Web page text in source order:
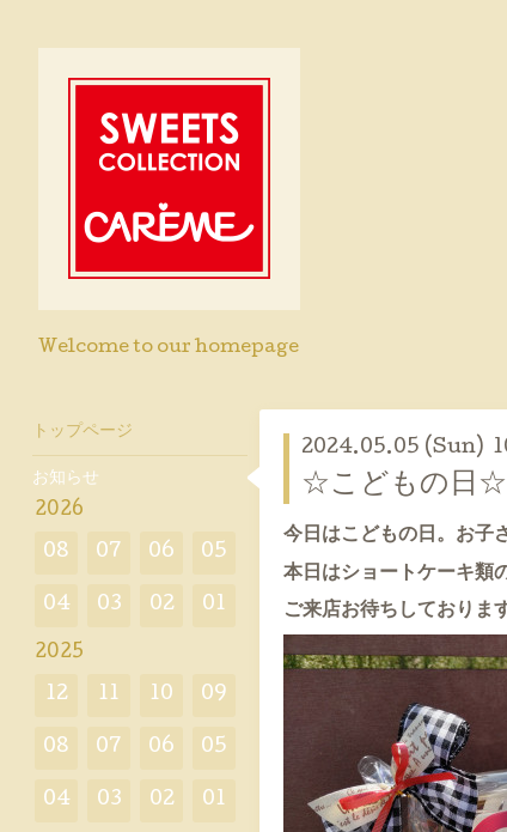
Welcome to our homepage
2024.05.05 (Sun)
☆こどもの日☆
今日はこどもの日。お子
本日はショートケーキ類
ご来店お待ちしておりま
トップページ
お知らせ
2026
08 07 06 05
04 03 02 01
2025
12 11 10 09
08 07 06 05
04 03 02 01